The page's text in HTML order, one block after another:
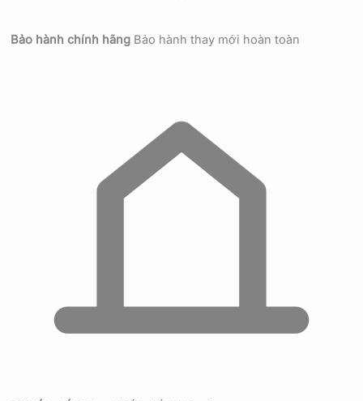
Bảo hành chính hãng Bảo hành thay mới hoàn toàn